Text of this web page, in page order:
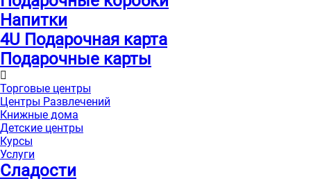
Напитки
4U Подарочная карта
Подарочные карты
Торговые центры
Центры Развлечений
Книжные дома
Детские центры
Курсы
Услуги
Сладости